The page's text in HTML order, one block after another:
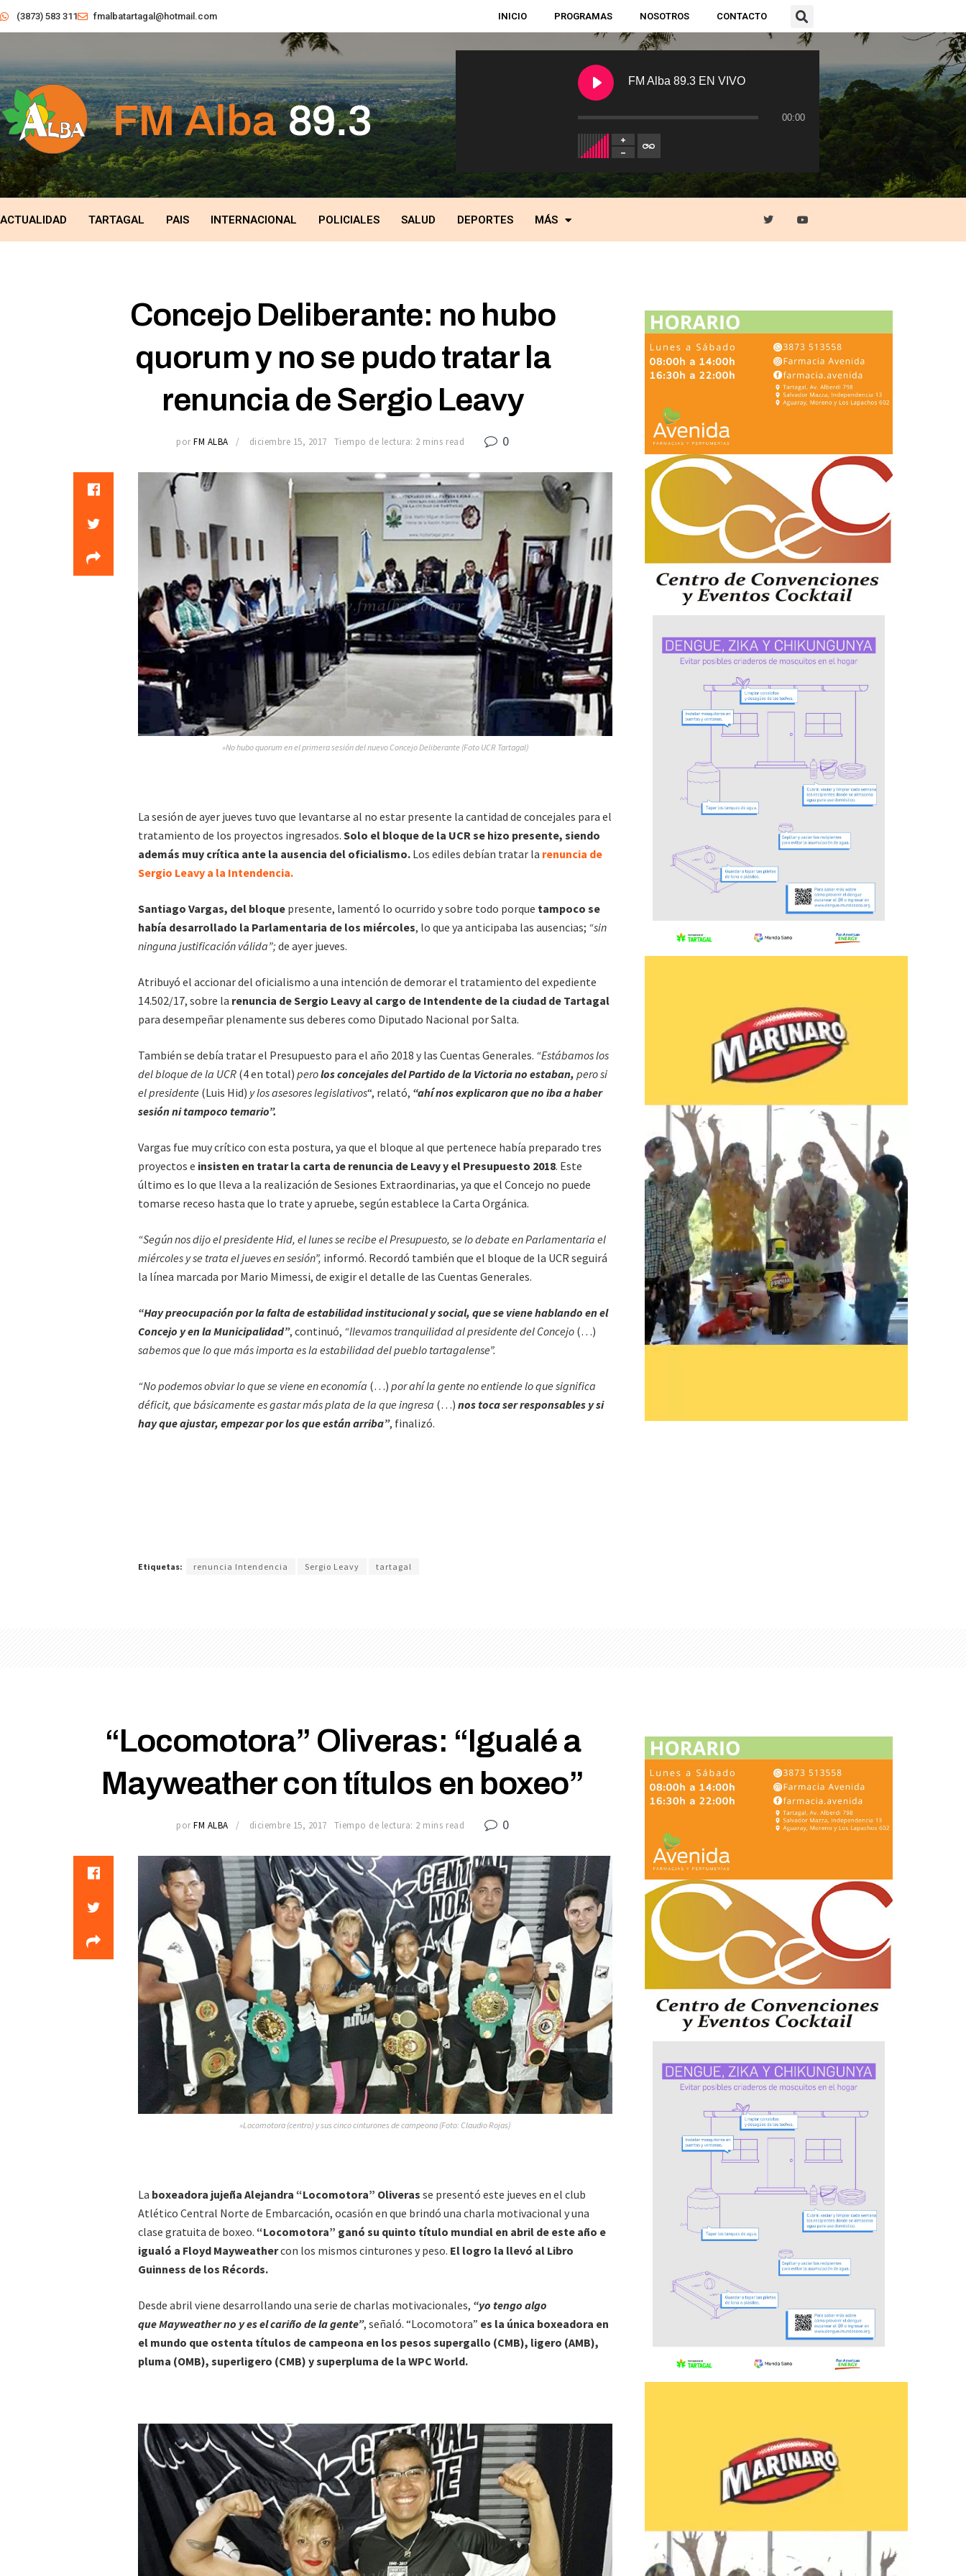
(3873) 583 311 fmalbatartagal@hotmail.com INICIO PROGRAMAS NOSOTROS CONTACTO
FM Alba 89.3 EN VIVO
00:00
ACTUALIDAD TARTAGAL PAIS INTERNACIONAL POLICIALES SALUD DEPORTES MÁS
Concejo Deliberante: no hubo
quorum y no se pudo tratar la
renuncia de Sergio Leavy
por FM ALBA diciembre 15, 2017 Tiempo de lectura: 2 mins read 0
»No hubo quorum en el primera sesión del nuevo Concejo Deliberante (Foto UCR Tartagal)
La sesión de ayer jueves tuvo que levantarse al no estar presente la cantidad de concejales para el
tratamiento de los proyectos ingresados. Solo el bloque de la UCR se hizo presente, siendo
además muy crítica ante la ausencia del oficialismo. Los ediles debían tratar la renuncia de
Sergio Leavy a la Intendencia.
Santiago Vargas, del bloque presente, lamentó lo ocurrido y sobre todo porque tampoco se
había desarrollado la Parlamentaria de los miércoles, lo que ya anticipaba las ausencias; “sin
ninguna justificación válida”; de ayer jueves.
Atribuyó el accionar del oficialismo a una intención de demorar el tratamiento del expediente
14.502/17, sobre la renuncia de Sergio Leavy al cargo de Intendente de la ciudad de Tartagal
para desempeñar plenamente sus deberes como Diputado Nacional por Salta.
También se debía tratar el Presupuesto para el año 2018 y las Cuentas Generales. “Estábamos los
del bloque de la UCR (4 en total) perolos concejales del Partido de la Victoria no estaban, pero si
el presidente (Luis Hid) y los asesores legislativos“, relató, “ahí nos explicaron que no iba a haber
sesión ni tampoco temario”.
Vargas fue muy crítico con esta postura, ya que el bloque al que pertenece había preparado tres
proyectos e insisten en tratar la carta de renuncia de Leavy y el Presupuesto 2018. Este
último es lo que lleva a la realización de Sesiones Extraordinarias, ya que el Concejo no puede
tomarse receso hasta que lo trate y apruebe, según establece la Carta Orgánica.
“Según nos dijo el presidente Hid, el lunes se recibe el Presupuesto, se lo debate en Parlamentaria el
miércoles y se trata el jueves en sesión”, informó. Recordó también que el bloque de la UCR seguirá
la línea marcada por Mario Mimessi, de exigir el detalle de las Cuentas Generales.
“Hay preocupación por la falta de estabilidad institucional y social, que se viene hablando en el
Concejo y en la Municipalidad”, continuó, “llevamos tranquilidad al presidente del Concejo (…)
sabemos que lo que más importa es la estabilidad del pueblo tartagalense”.
“No podemos obviar lo que se viene en economía (…) por ahí la gente no entiende lo que significa
déficit, que básicamente es gastar más plata de la que ingresa (…) nos toca ser responsables y si
hay que ajustar, empezar por los que están arriba”, finalizó.
Etiquetas: renuncia Intendencia Sergio Leavy tartagal
“Locomotora” Oliveras: “Igualé a
Mayweather con títulos en boxeo”
por FM ALBA diciembre 15, 2017 Tiempo de lectura: 2 mins read 0
»Locomotora (centro) y sus cinco cinturones de campeona (Foto: Claudio Rojas)
La boxeadora jujeña Alejandra “Locomotora” Oliveras se presentó este jueves en el club
Atlético Central Norte de Embarcación, ocasión en que brindó una charla motivacional y una
clase gratuita de boxeo. “Locomotora” ganó su quinto título mundial en abril de este año e
igualó a Floyd Mayweathercon los mismos cinturones y peso. El logro la llevó al Libro
Guinness de los Récords.
Desde abril viene desarrollando una serie de charlas motivacionales, “yo tengo algo
que Mayweather no y es el cariño de la gente”, señaló. “Locomotora” es la única boxeadora en
el mundo que ostenta títulos de campeona en los pesos supergallo (CMB), ligero (AMB),
pluma (OMB), superligero (CMB) y superpluma de la WPC World.